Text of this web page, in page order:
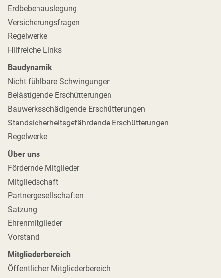
Erdbebenauslegung
Versicherungsfragen
Regelwerke
Hilfreiche Links
Baudynamik
Nicht fühlbare Schwingungen
Belästigende Erschütterungen
Bauwerksschädigende Erschütterungen
Standsicherheitsgefährdende Erschütterungen
Regelwerke
Über uns
Fördernde Mitglieder
Mitgliedschaft
Partnergesellschaften
Satzung
Ehrenmitglieder
Vorstand
Mitgliederbereich
Öffentlicher Mitgliederbereich